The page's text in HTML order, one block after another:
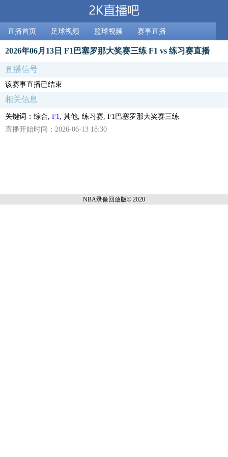
直播首页 足球视频 篮球视频 赛事直播
2026年06月13日 F1巴塞罗那大奖赛三练 F1 vs 练习赛直播
直播信号
该赛事直播已结束
相关信息
关键词：综合, F1
, 其他, 练习赛, F1巴塞罗那大奖赛三练
直播开始时间：2026-06-13 18:30
NBA录像回放版© 2020